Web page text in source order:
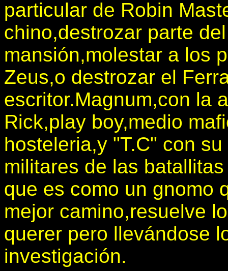
particular de Robin
chino,destrozar parte
mansión,molestar a los
Zeus,o destrozar el
escritor.Magnum,con la
Rick,play boy,medio
hosteleria,y "T.C" con
militares de las
que es como un gnomo
mejor camino,resuelve
querer pero llevándose
investigación.